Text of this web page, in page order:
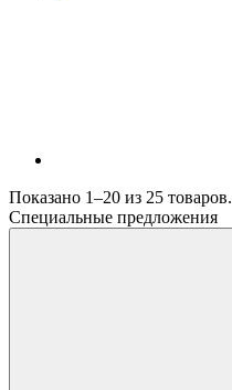
Показано 1–20 из 25 товаров.
Специальные предложения